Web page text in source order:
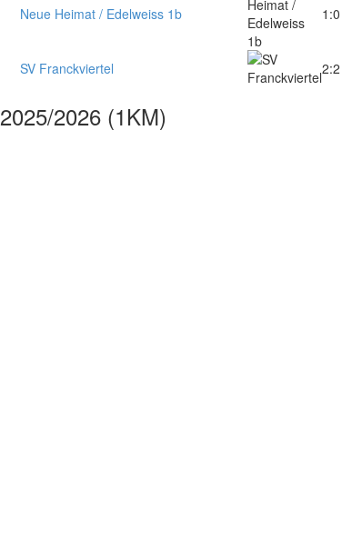
Neue Heimat / Edelweiss 1b 1:0
SV Franckviertel 2:2
2025/2026 (1KM)